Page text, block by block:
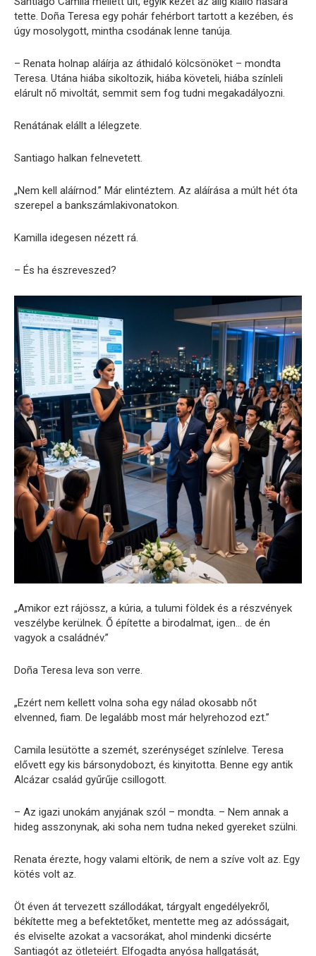
tette. Doña Teresa egy pohár fehérbort tartott a kezében, és
úgy mosolygott, mintha csodának lenne tanúja.
– Renata holnap aláírja az áthidaló kölcsönöket – mondta
Teresa. Utána hiába sikoltozik, hiába követeli, hiába színleli
elárult nő mivoltát, semmit sem fog tudni megakadályozni.
Renátának elállt a lélegzete.
Santiago halkan felnevetett.
„Nem kell aláírnod.” Már elintéztem. Az aláírása a múlt hét óta
szerepel a bankszámlakivonatokon.
Kamilla idegesen nézett rá.
– És ha észreveszed?
„Amikor ezt rájössz, a kúria, a tulumi földek és a részvények
veszélybe kerülnek. Ő építette a birodalmat, igen… de én
vagyok a családnév.”
Doña Teresa leva son verre.
„Ezért nem kellett volna soha egy nálad okosabb nőt
elvenned, fiam. De legalább most már helyrehozod ezt.”
Camila lesütötte a szemét, szerénységet színlelve. Teresa
elővett egy kis bársonydobozt, és kinyitotta. Benne egy antik
Alcázar család gyűrűje csillogott.
– Az igazi unokám anyjának szól – mondta. – Nem annak a
hideg asszonynak, aki soha nem tudna neked gyereket szülni.
Renata érezte, hogy valami eltörik, de nem a szíve volt az. Egy
kötés volt az.
Öt éven át tervezett szállodákat, tárgyalt engedélyekről,
békítette meg a befektetőket, mentette meg az adósságait,
és elviselte azokat a vacsorákat, ahol mindenki dicsérte
Santiagót az ötleteiért. Elfogadta anyósa hallgatását,